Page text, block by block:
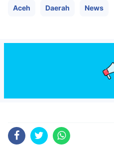
Aceh Daerah News